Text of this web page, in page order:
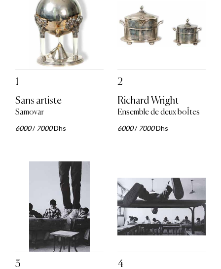
1
Sans artiste
Samovar
6000/ 7000Dhs
2
Richard Wright
Ensemble de deux boÎtes
6000/ 7000Dhs
3
4